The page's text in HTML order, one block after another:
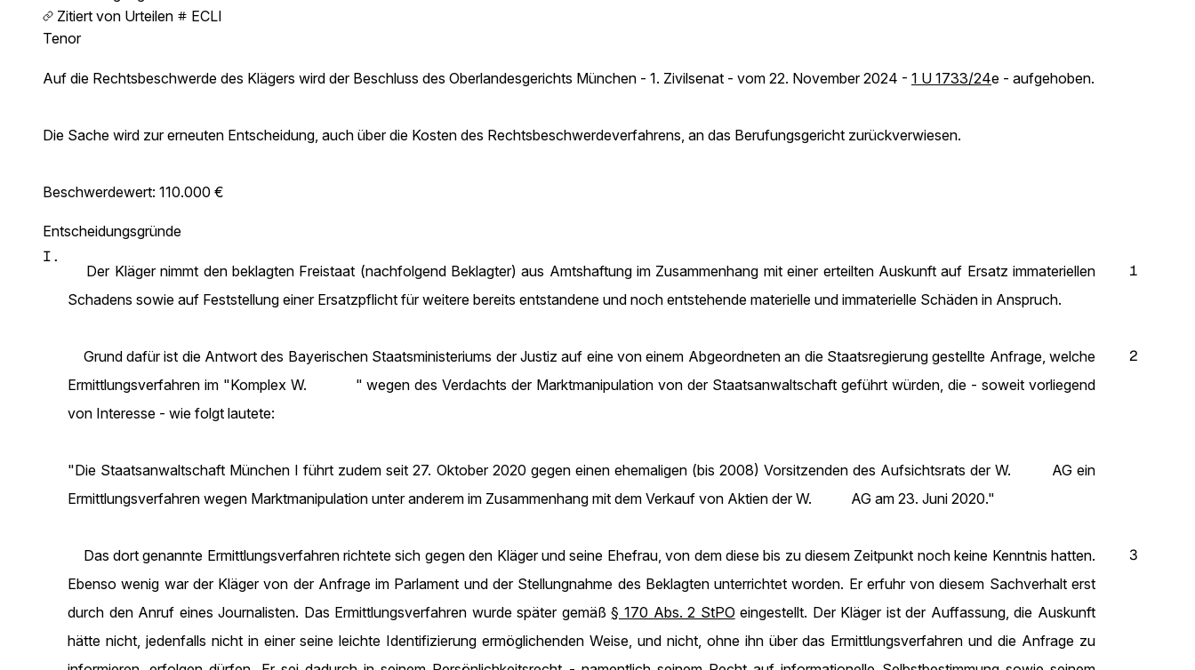
Zitiert von Urteilen
ECLI
Tenor
Auf die Rechtsbeschwerde des Klägers wird der Beschluss des Oberlandesgerichts München - 1. Zivilsenat - vom 22. November 2024 - 1 U 1733/24e - aufgehoben.
Die Sache wird zur erneuten Entscheidung, auch über die Kosten des Rechtsbeschwerdeverfahrens, an das Berufungsgericht zurückverwiesen.
Beschwerdewert: 110.000 €
Entscheidungsgründe
I.
1
Der Kläger nimmt den beklagten Freistaat (nachfolgend Beklagter) aus Amtshaftung im Zusammenhang mit einer erteilten Auskunft auf Ersatz immateriellen
Schadens sowie auf Feststellung einer Ersatzpflicht für weitere bereits entstandene und noch entstehende materielle und immaterielle Schäden in Anspruch.
2
Grund dafür ist die Antwort des Bayerischen Staatsministeriums der Justiz auf eine von einem Abgeordneten an die Staatsregierung gestellte Anfrage, welche
Ermittlungsverfahren im "Komplex W. " wegen des Verdachts der Marktmanipulation von der Staatsanwaltschaft geführt würden, die - soweit vorliegend
von Interesse - wie folgt lautete:
"Die Staatsanwaltschaft München I führt zudem seit 27. Oktober 2020 gegen einen ehemaligen (bis 2008) Vorsitzenden des Aufsichtsrats der W. AG ein
Ermittlungsverfahren wegen Marktmanipulation unter anderem im Zusammenhang mit dem Verkauf von Aktien der W. AG am 23. Juni 2020."
3
Das dort genannte Ermittlungsverfahren richtete sich gegen den Kläger und seine Ehefrau, von dem diese bis zu diesem Zeitpunkt noch keine Kenntnis hatten.
Ebenso wenig war der Kläger von der Anfrage im Parlament und der Stellungnahme des Beklagten unterrichtet worden. Er erfuhr von diesem Sachverhalt erst
durch den Anruf eines Journalisten. Das Ermittlungsverfahren wurde später gemäß§ 170 Abs. 2 StPO eingestellt. Der Kläger ist der Auffassung, die Auskunft
hätte nicht, jedenfalls nicht in einer seine leichte Identifizierung ermöglichenden Weise, und nicht, ohne ihn über das Ermittlungsverfahren und die Anfrage zu